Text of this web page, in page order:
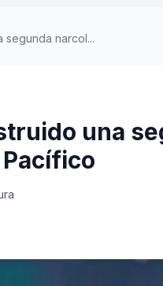
segunda narcol...
una